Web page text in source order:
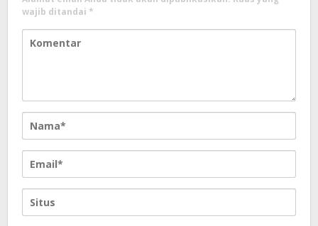
wajib ditandai *